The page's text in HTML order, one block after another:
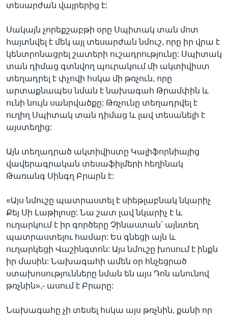
տեսարժան վայրերից է:
Սակայն չորեքշաբթի օրը Սպիտակ տան մոտ
հայտնվել է մեկ այլ տեսարժան նմուշ, որը իր վրա է
կենտրոնացրել շատերի ուշադրությունը: Սպիտակ
տան դիմաց գտնվող պուրակում մի ակտիվիստ
տեղադրել է փչովի հսկա մի թռչուն, որը
արտաքնապես նման է նախագահ Թրամփին և
ունի նույն սանրվածքը: Թռչունը տեղադրվել է
ուղիղ Սպիտակ տան դիմաց և լավ տեսանելի է
այստեղից:
Այն տեղադրած ակտիվիստը Կալիֆորնիայից
վավերագրական տեսաֆիլմերի հեղինակ
Թառանգ Սինգղ Բրարն է:
«Այս նմուշը պատրաստել է սիեթլաբնակ նկարիչ
Քեյ Սի Լաթիլոսը: Նա շատ լավ նկարիչ է և
ուղարկում է իր գործերը Չինաստան՝ այնտեղ
պատրաստելու համար: Ես գնեցի այն և
ուղարկեցի Վաշինգտոն: Այս նմուշը խոսում է ինքն
իր մասին: Նախագահի ամեն օր հնչեցրած
ստախոսությունները նման են այս Դոն անունով
թռչնին»,- ասում է Բրարը:
Նախագահը չի տեսել հսկա այս թռչնին, քանի որ